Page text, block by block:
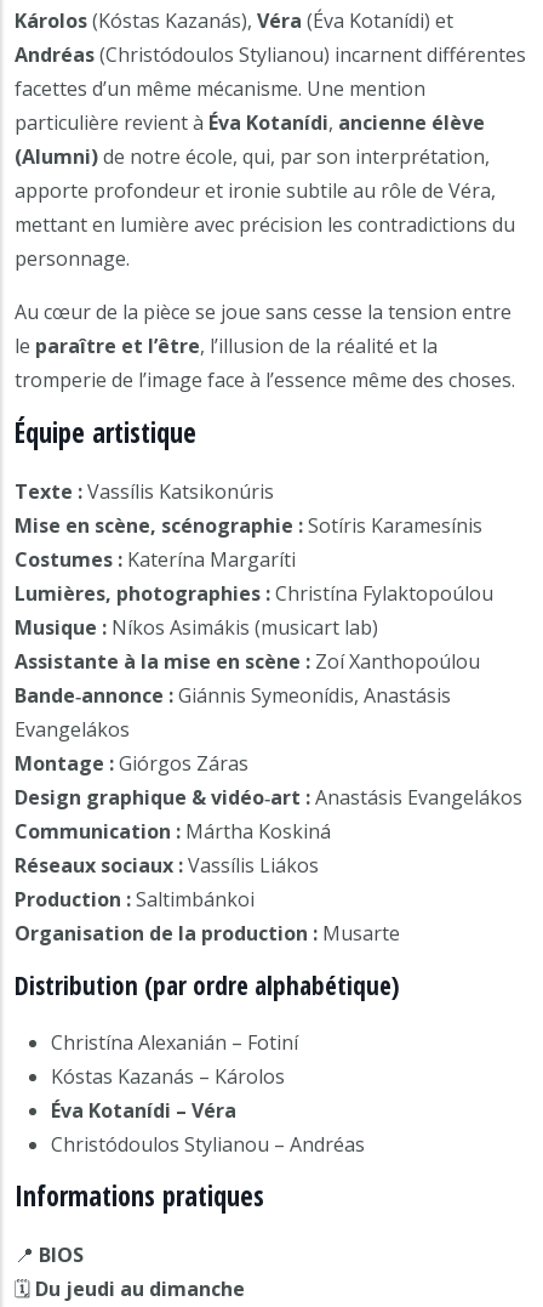
Károlos(Kóstas Kazanás), Véra (Éva Kotanídi) et
Andréas(Christódoulos Stylianou) incarnent différentes
facettes d’un même mécanisme. Une mention
particulière revient à Éva Kotanídi, ancienne élève
(Alumni)de notre école, qui, par son interprétation,
apporte profondeur et ironie subtile au rôle de Véra,
mettant en lumière avec précision les contradictions du
personnage.
Au cœur de la pièce se joue sans cesse la tension entre
le paraître et l’être, l’illusion de la réalité et la
tromperie de l’image face à l’essence même des choses.
Équipe artistique
Texte :Vassílis Katsikonúris
Mise en scène, scénographie :Sotíris Karamesínis
Costumes : Katerína Margaríti
Lumières, photographies :Christína Fylaktopoúlou
Musique : Níkos Asimákis (musicart lab)
Assistante à la mise en scène : Zoí Xanthopoúlou
Bande‑annonce :Giánnis Symeonídis, Anastásis
Evangelákos
Montage :Giórgos Záras
Design graphique & vidéo‑art :Anastásis Evangelákos
Communication : Mártha Koskiná
Réseaux sociaux :Vassílis Liákos
Production :Saltimbánkoi
Organisation de la production : Musarte
Distribution (par ordre alphabétique)
Christína Alexanián – Fotiní
Kóstas Kazanás – Károlos
Éva Kotanídi – Véra
Christódoulos Stylianou – Andréas
Informations pratiques
📍 BIOS
🗓 Du jeudi au dimanche